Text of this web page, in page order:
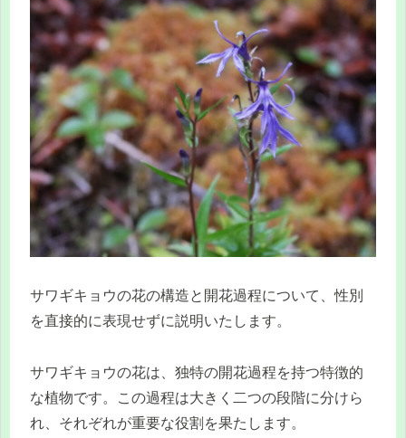
サワギキョウの花の構造と開花過程について、性別
を直接的に表現せずに説明いたします。
サワギキョウの花は、独特の開花過程を持つ特徴的
な植物です。この過程は大きく二つの段階に分けら
れ、それぞれが重要な役割を果たします。